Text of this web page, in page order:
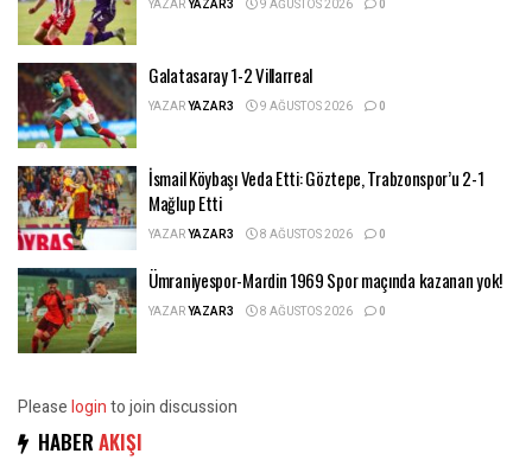
YAZARYAZAR3 9 AĞUSTOS 2026 0
Galatasaray 1-2 Villarreal
YAZARYAZAR3 9 AĞUSTOS 2026 0
İsmail Köybaşı Veda Etti: Göztepe, Trabzonspor’u 2-1
Mağlup Etti
YAZARYAZAR3 8 AĞUSTOS 2026 0
Ümraniyespor-Mardin 1969 Spor maçında kazanan yok!
YAZARYAZAR3 8 AĞUSTOS 2026 0
Pleaseloginto join discussion
HABER AKIŞI